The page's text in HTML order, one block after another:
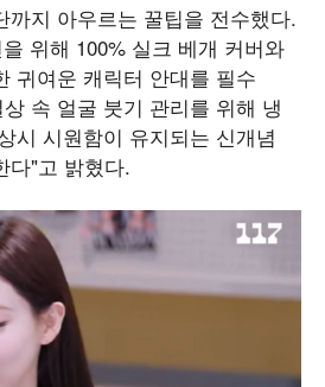
까지 아우르는 꿀팁을 전수했다.
위해 100% 실크 베개 커버와
귀여운 캐릭터 안대를 필수
속 얼굴 붓기 관리를 위해 냉
시 시원함이 유지되는 신개념
다"고 밝혔다.